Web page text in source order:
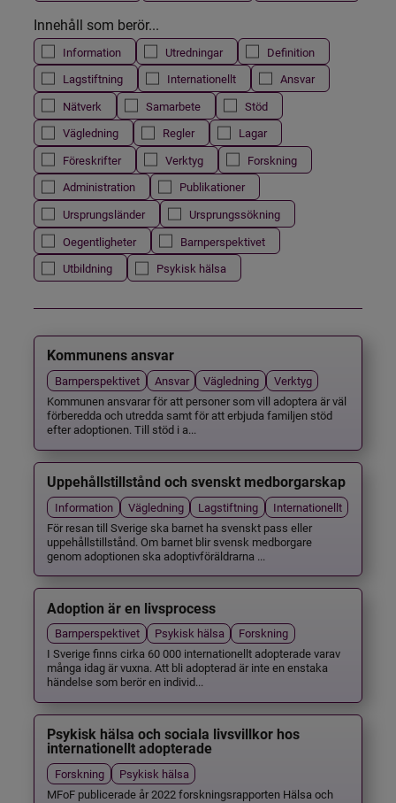
Innehåll som berör...
Information Utredningar
Definition
Lagstiftning
Internationellt
Ansvar
Nätverk
Samarbete
Stöd
Vägledning
Regler
Lagar
Föreskrifter
Verktyg
Forskning
Administration
Publikationer
Ursprungsländer
Ursprungssökning
Oegentligheter
Barnperspektivet
Utbildning
Psykisk hälsa
Kommunens ansvar
Barnperspektivet Ansvar Vägledning
Verktyg
Kommunen ansvarar för att personer som vill adoptera är väl
förberedda och utredda samt för att erbjuda familjen stöd
efter adoptionen. Till stöd i a...
Uppehållstillstånd och svenskt medborgarskap
Information Vägledning Lagstiftning
Internationellt
För resan till Sverige ska barnet ha svenskt pass eller
uppehållstillstånd. Om barnet blir svensk medborgare
genom adoptionen ska adoptivföräldrarna ...
Adoption är en livsprocess
Barnperspektivet Psykisk hälsa
Forskning
I Sverige finns cirka 60 000 internationellt adopterade varav
många idag är vuxna. Att bli adopterad är inte en enstaka
händelse som berör en individ...
Psykisk hälsa och sociala livsvillkor hos
internationellt adopterade
Forskning
Psykisk hälsa
MFoF publicerade år 2022 forskningsrapporten Hälsa och